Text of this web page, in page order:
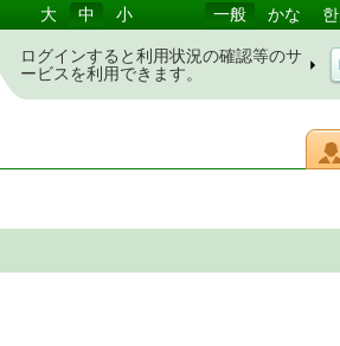
大 中 小 一般 かな
ログインすると利用状況の確認等のサ
ービスを利用できます。